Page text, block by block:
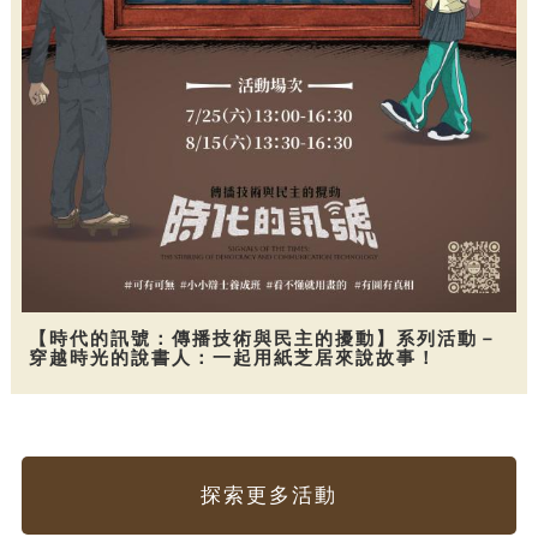
【時代的訊號：傳播技術與民主的擾動】系列活動－
穿越時光的說書人：一起用紙芝居來說故事！
探索更多活動